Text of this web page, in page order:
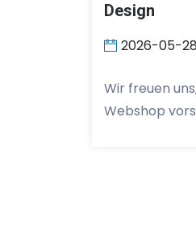
Design
2026-05-28
Wir freuen
Webshop